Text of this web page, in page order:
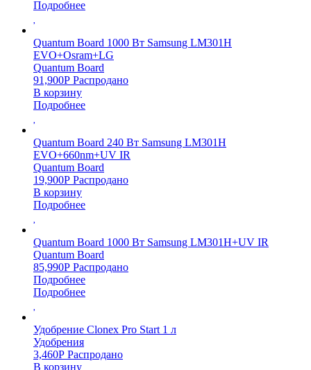
Подробнее
Quantum Board 1000 Вт Samsung LM301H
EVO+Osram+LG
Quantum Board
91,900Р Распродано
В корзину
Подробнее
Quantum Board 240 Вт Samsung LM301H
EVO+660nm+UV IR
Quantum Board
19,900Р Распродано
В корзину
Подробнее
Quantum Board 1000 Вт Samsung LM301H+UV IR
Quantum Board
85,990Р Распродано
Подробнее
Подробнее
Удобрение Clonex Pro Start 1 л
Удобрения
3,460Р Распродано
В корзину